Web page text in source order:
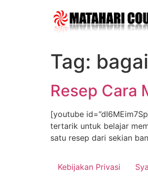
Tag:
Resep Cara
[youtube
tertarik untuk belajar
satu resep dari sekian
Kebijakan Privasi